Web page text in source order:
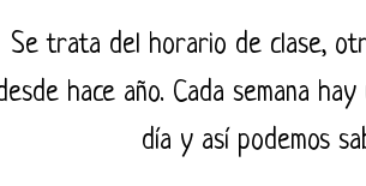
Se trata del horario de clase,
hace año. Cada semana
día y así podemos